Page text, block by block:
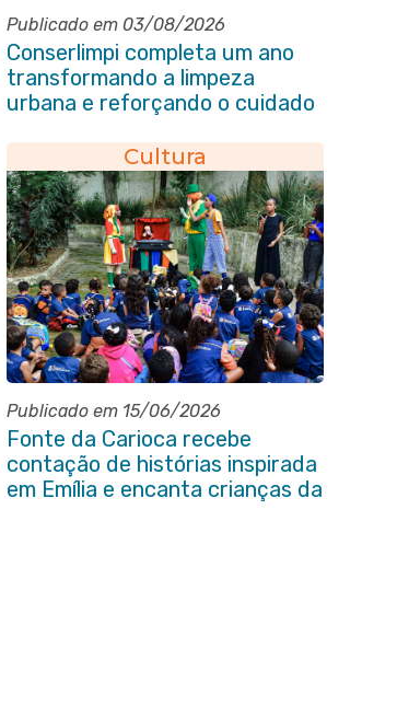
Publicado em 03/08/2026
Conserlimpi completa um ano
transformando a limpeza
urbana e reforçando o cuidado
Cultura
Publicado em 15/06/2026
Fonte da Carioca recebe
contação de histórias inspirada
em Emília e encanta crianças da